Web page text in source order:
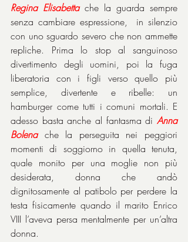
Regina Elisabetta che la guarda sempre
senza cambiare espressione,  in silenzio
con uno sguardo severo che non ammette
repliche. Prima lo stop al sanguinoso
divertimento degli uomini, poi la fuga
liberatoria con i figli verso quello più
semplice, divertente e ribelle: un
hamburger come tutti i comuni mortali. E
adesso basta anche al fantasma di Anna
Bolena che la perseguita nei peggiori
momenti di soggiorno in quella tenuta,
quale monito per una moglie non più
desiderata, donna che andò
dignitosamente al patibolo per perdere la
testa fisicamente quando il marito Enrico
VIII l’aveva persa mentalmente per un’altra
donna.